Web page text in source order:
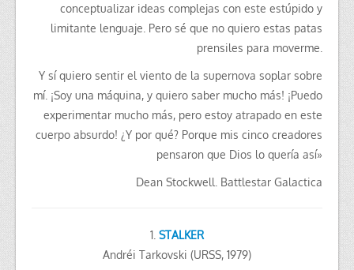
conceptualizar ideas complejas con este estúpido y
limitante lenguaje. Pero sé que no quiero estas patas
prensiles para moverme.
Y sí quiero sentir el viento de la supernova soplar sobre
mí. ¡Soy una máquina, y quiero saber mucho más! ¡Puedo
experimentar mucho más, pero estoy atrapado en este
cuerpo absurdo! ¿Y por qué? Porque mis cinco creadores
pensaron que Dios lo quería así»
Dean Stockwell. Battlestar Galactica
1. STALKER
Andréi Tarkovski (URSS, 1979)